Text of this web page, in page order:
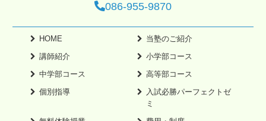
086-955-9870
HOME
当塾のご紹介
講師紹介
小学部コース
中学部コース
高等部コース
個別指導
入試必勝パーフェクトゼ
ミ